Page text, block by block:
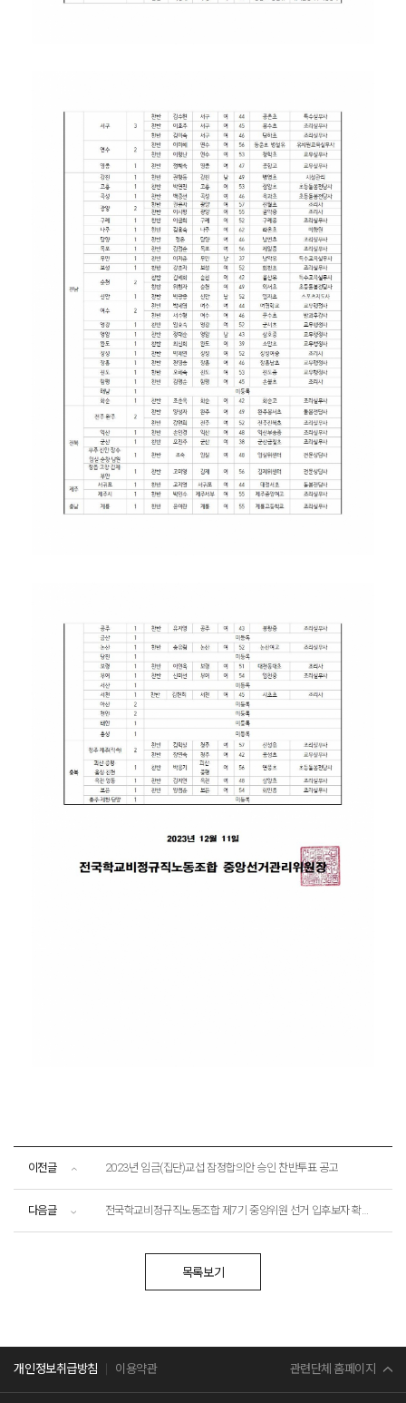
이전글 2023년 임금(집단)교섭 잠정합의안 승인 찬반투표 공고
다음글 전국학교비정규직노동조합 제7기 중앙위원 선거 입후보자 확정 공고
목록보기
개인정보취급방침 이용약관 관련단체 홈페이지
민주노총